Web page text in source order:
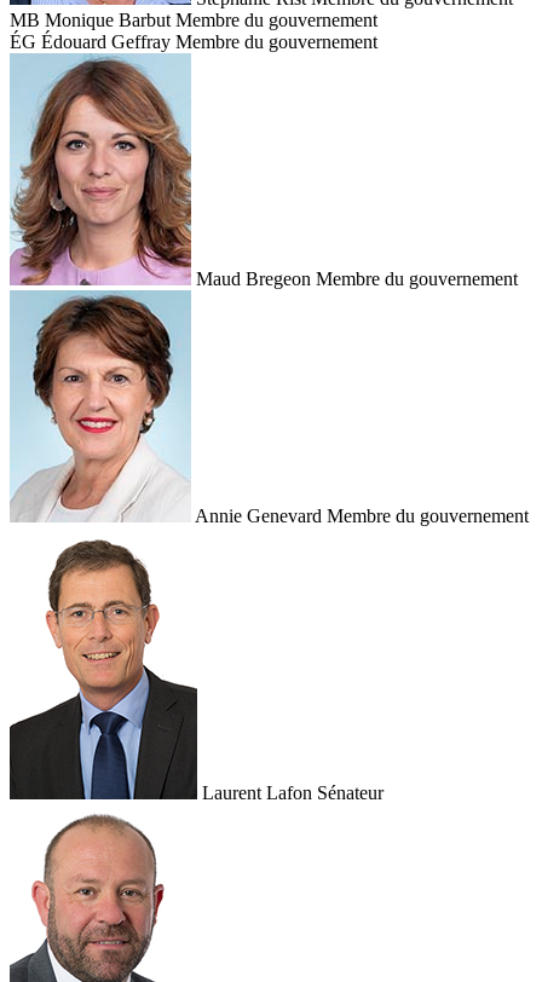
MB Monique Barbut Membre du gouvernement
ÉG Édouard Geffray Membre du gouvernement
Maud Bregeon Membre du gouvernement
Annie Genevard Membre du gouvernement
Laurent Lafon Sénateur